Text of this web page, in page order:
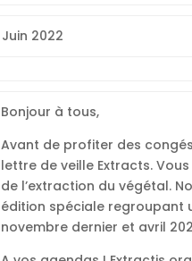
Juin 2022
Bonjour à tous,
Avant de profiter des
lettre de veille Extracts.
de l’extraction du végétal.
édition spéciale regroupant
novembre dernier et avril